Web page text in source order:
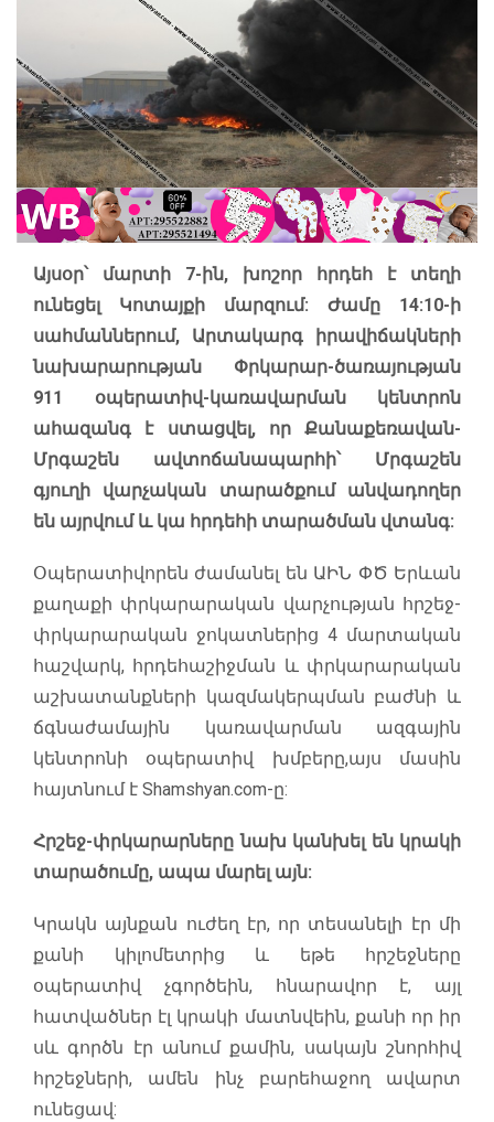
Այսօր՝ մարտի 7-ին, խոշոր հրդեհ է տեղի
ունեցել Կոտայքի մարզում: Ժամը 14:10-ի
սահմաններում, Արտակարգ իրավիճակների
նախարարության Փրկարար-ծառայության
911 օպերատիվ-կառավարման կենտրոն
ահազանգ է ստացվել, որ Քանաքեռավան-
Մրգաշեն ավտոճանապարհի՝ Մրգաշեն
գյուղի վարչական տարածքում անվադողեր
են այրվում և կա հրդեհի տարածման վտանգ:
Օպերատիվորեն ժամանել են ԱԻՆ ՓԾ Երևան
քաղաքի փրկարարական վարչության հրշեջ-
փրկարարական ջոկատներից 4 մարտական
հաշվարկ, հրդեհաշիջման և փրկարարական
աշխատանքների կազմակերպման բաժնի և
ճգնաժամային կառավարման ազգային
կենտրոնի օպերատիվ խմբերը,այս մասին
հայտնում է Shamshyan.com-ը:
Հրշեջ-փրկարարները նախ կանխել են կրակի
տարածումը, ապա մարել այն:
Կրակն այնքան ուժեղ էր, որ տեսանելի էր մի
քանի կիլոմետրից և եթե հրշեջները
օպերատիվ չգործեին, հնարավոր է, այլ
հատվածներ էլ կրակի մատնվեին, քանի որ իր
սև գործն էր անում քամին, սակայն շնորհիվ
հրշեջների, ամեն ինչ բարեհաջող ավարտ
ունեցավ: